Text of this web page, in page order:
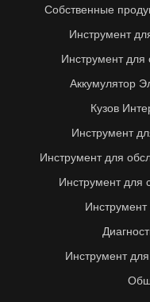
Собственные
Инструмент
Инструмент для
Аккумулятор
Кузов
Инструмент
Инструмент для
Инструмент для
Инструмент